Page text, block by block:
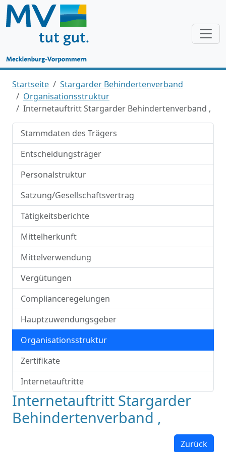
Startseite
Stargarder Behindertenverband
Organisationsstruktur
Internetauftritt Stargarder Behindertenverband ,
Stammdaten des Trägers
Entscheidungsträger
Personalstruktur
Satzung/Gesellschaftsvertrag
Tätigkeitsberichte
Mittelherkunft
Mittelverwendung
Vergütungen
Complianceregelungen
Hauptzuwendungsgeber
Organisationsstruktur
Zertifikate
Internetauftritte
Internetauftritt Stargarder
Behindertenverband ,
Zurück